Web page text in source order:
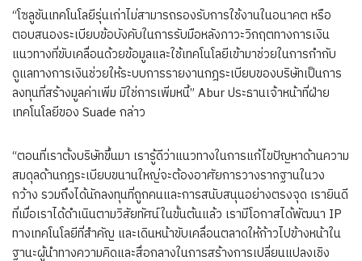
“โซลูชันเทคโนโลยีรุ่นเก่าไม่สามารถรองรับการใช้งานในอนาคต หรือ
ตอบสนองระเบียบข้อบังคับในการรับมือหลังภาวะวิกฤตทางการเงิน
แนวทางที่ขับเคลื่อนด้วยข้อมูลและใช้เทคโนโลยีเข้ามาช่วยในการกำกับ
ดูแลทางการเงินช่วยให้ระบบการรายงานกฎระเบียบของบริษัทเป็นการ
ลงทุนที่สร้างมูลค่าเพิ่ม มิใช่การเพิ่มหนี้” Abur ประธานเจ้าหน้าที่ฝ่าย
เทคโนโลยีของ Suade กล่าว
“ตอนที่เราตั้งบริษัทขึ้นมา เรารู้ดีว่าแนวทางในการแก้ไขปัญหาด้านความ
สมดุลด้านกฎระเบียบขนานใหญ่จะต้องอาศัยการวางรากฐานในวง
กว้าง รวมถึงได้นักลงทุนที่ถูกคนและการสนับสนุนอย่างตรงจุด เรายินดี
ที่เมื่อเราได้ดำเนินตามวิสัยทัศน์ในขั้นต้นแล้ว เรามีโอกาสได้พัฒนา IP
ทางเทคโนโลยีที่สำคัญ และเดินหน้าขับเคลื่อนตลาดให้ก้าวไปข้างหน้าใน
ฐานะผู้นำทางความคิดและสื่อกลางในการสร้างการเปลี่ยนแปลงเชิง